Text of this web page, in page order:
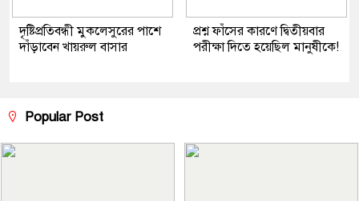
দৃষ্টিপ্রতিবন্ধী মুকলেসুরের পাশে
দাঁড়াবেন খায়রুল বাসার
প্রশ্ন ফাঁসের কারণে দ্বিতীয়বার
পরীক্ষা দিতে হয়েছিল মানুষীকে!
Popular Post